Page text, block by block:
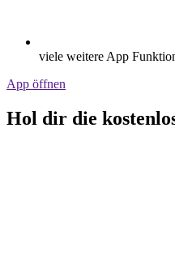
viele weitere App
App öffnen
Hol dir die